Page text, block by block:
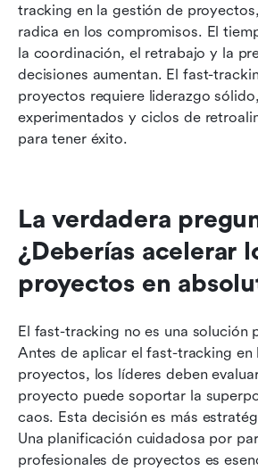
tracking en la gestión de
radica en los compromisos. El
la coordinación, el retrabajo y la
decisiones aumentan. El fast-
proyectos requiere liderazgo
experimentados y ciclos de
para tener éxito.
La verdadera
¿Deberías acelerar
proyectos en
El fast-tracking no es una solución
Antes de aplicar el fast-tracking en
proyectos, los líderes deben
proyecto puede soportar la
caos. Esta decisión es más
Una planificación cuidadosa por
profesionales de proyectos es